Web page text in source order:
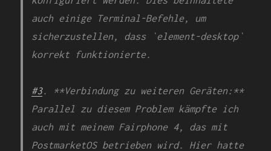
auch einige Terminal-Befehle, um
sicherzustellen, dass `element-desktop`
korrekt funktionierte.
#3. **Verbindung zu weiteren Geräten:**
Parallel zu diesem Problem kämpfte ich
auch mit meinem Fairphone 4, das mit
PostmarketOS betrieben wird. Hier hatte